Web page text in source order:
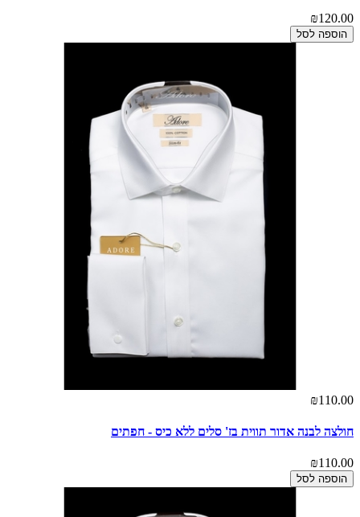
₪120.00
הוספה לסל
₪110.00
חולצה לבנה אדור תווית בז' סלים ללא כיס - חפתים
₪110.00
הוספה לסל